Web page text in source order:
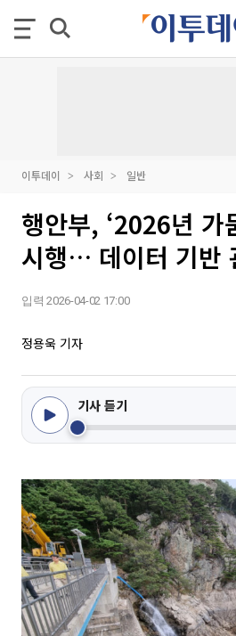
이투데이 사회 일반
행안부, ‘2026년 가
시행… 데이터 기반
입력 2026-04-02 17:00
정용욱 기자
기사 듣기